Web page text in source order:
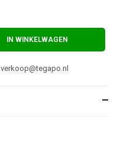
IN WINKELWAGEN
verkoop@tegapo.nl